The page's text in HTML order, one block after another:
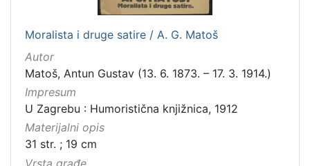
Moralista i druge satire / A. G. Matoš
Autor
Matoš, Antun Gustav (13. 6. 1873. – 17. 3. 1914.)
Impresum
U Zagrebu : Humoristična knjižnica, 1912
Materijalni opis
31 str. ; 19 cm
Vrsta građe